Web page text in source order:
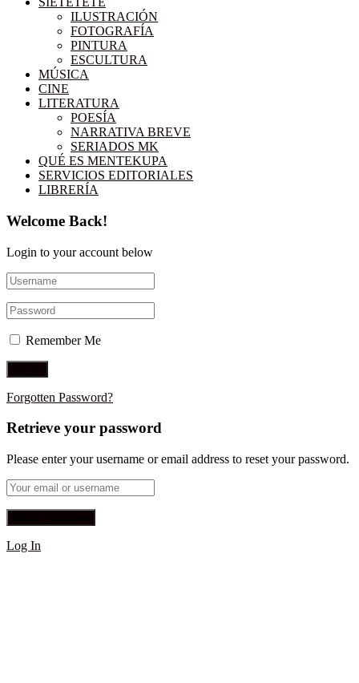
ILUSTRACIÓN
FOTOGRAFÍA
PINTURA
ESCULTURA
MÚSICA
CINE
LITERATURA
POESÍA
NARRATIVA BREVE
SERIADOS MK
QUÉ ES MENTEKUPA
SERVICIOS EDITORIALES
LIBRERÍA
Welcome Back!
Login to your account below
Remember Me
Forgotten Password?
Retrieve your password
Please enter your username or email address to reset your password.
Log In